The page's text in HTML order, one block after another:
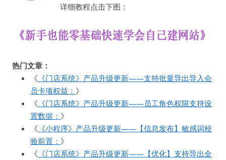
详细教程点击下图：
热门文章：
《 《门店系统》产品升级更新——支持批量导出导入会
员卡项权益： 》
《 《门店系统》产品升级更新——员工角色权限支持设
置数据： 》
《 《小程序》产品升级更新——【信息发布】敏感词校
验前置： 》
《 《门店系统》产品升级更新——【优化】支持导出全